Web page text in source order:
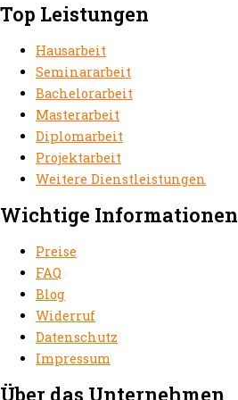
Top Leistungen
Hausarbeit
Seminararbeit
Bachelorarbeit
Masterarbeit
Diplomarbeit
Projektarbeit
Weitere Dienstleistungen
Wichtige Informationen
Preise
FAQ
Blog
Widerruf
Datenschutz
Impressum
Über das Unternehmen